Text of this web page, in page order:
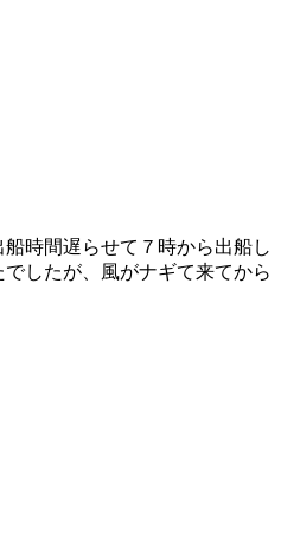
時間遅らせて７時から出船し
したが、風がナギて来てから